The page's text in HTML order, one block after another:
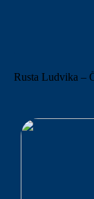
Rusta Ludvika –